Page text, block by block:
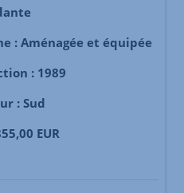
: Aménagée et équipée
: 1989
: Sud
EUR